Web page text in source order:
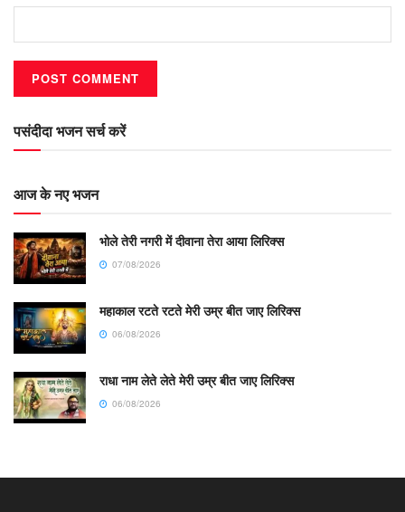
पसंदीदा भजन सर्च करें
आज के नए भजन
भोले तेरी नगरी में दीवाना तेरा आया लिरिक्स
07/08/2026
महाकाल रटते रटते मेरी उम्र बीत जाए लिरिक्स
06/08/2026
राधा नाम लेते लेते मेरी उम्र बीत जाए लिरिक्स
06/08/2026